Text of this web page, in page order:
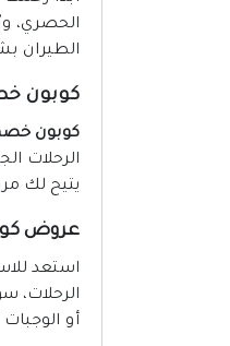
الحصري،
الطيران
كوبون
كوبون خصم
الرحلات
يتيح لك
عروض كومبينز إير حتى
استعد
الرحلات،
أو